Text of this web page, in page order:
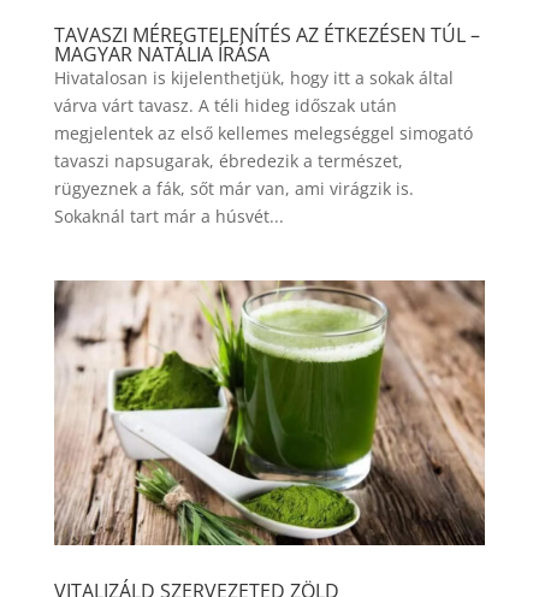
TAVASZI MÉREGTELENÍTÉS AZ ÉTKEZÉSEN TÚL –
MAGYAR NATÁLIA ÍRÁSA
Hivatalosan is kijelenthetjük, hogy itt a sokak által
várva várt tavasz. A téli hideg időszak után
megjelentek az első kellemes melegséggel simogató
tavaszi napsugarak, ébredezik a természet,
rügyeznek a fák, sőt már van, ami virágzik is.
Sokaknál tart már a húsvét...
VITALIZÁLD SZERVEZETED ZÖLD